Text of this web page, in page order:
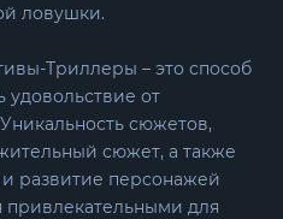
ловушки.
Триллеры – это способ
удовольствие от
сюжетов,
сюжет, а также
и развитие персонажей
привлекательными для